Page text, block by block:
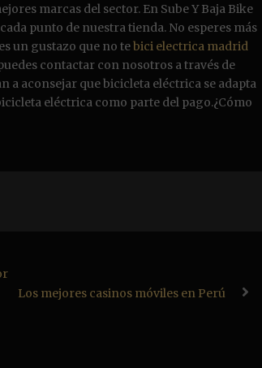
marcas del sector. En Sube Y Baja Bike
punto de nuestra tienda. No esperes más
un gustazo que no tebici electrica madrid
contactar con nosotros a través de
a aconsejar que bicicleta eléctrica se adapta
eléctrica como parte del pago.¿Cómo
Los mejores casinos móviles en Perú